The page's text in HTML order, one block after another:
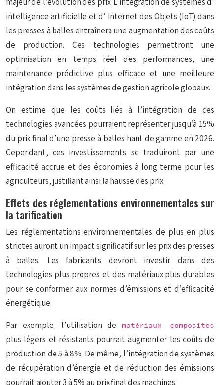
intelligence artificielle et d’ Internet des Objets (IoT) dans
les presses à balles entraînera une augmentation des coûts
de production. Ces technologies permettront une
optimisation en temps réel des performances, une
maintenance prédictive plus efficace et une meilleure
intégration dans les systèmes de gestion agricole globaux.
On estime que les coûts liés à l’intégration de ces
technologies avancées pourraient représenter jusqu’à 15%
du prix final d’une presse à balles haut de gamme en 2026.
Cependant, ces investissements se traduiront par une
efficacité accrue et des économies à long terme pour les
agriculteurs, justifiant ainsi la hausse des prix.
Effets des réglementations environnementales sur
la tarification
Les réglementations environnementales de plus en plus
strictes auront un impact significatif sur les prix des presses
à balles. Les fabricants devront investir dans des
technologies plus propres et des matériaux plus durables
pour se conformer aux normes d’émissions et d’efficacité
énergétique.
Par exemple, l’utilisation dematériaux composites
plus légers et résistants pourrait augmenter les coûts de
production de 5 à 8%. De même, l’intégration de systèmes
de récupération d’énergie et de réduction des émissions
pourrait ajouter 3 à 5% au prix final des machines.